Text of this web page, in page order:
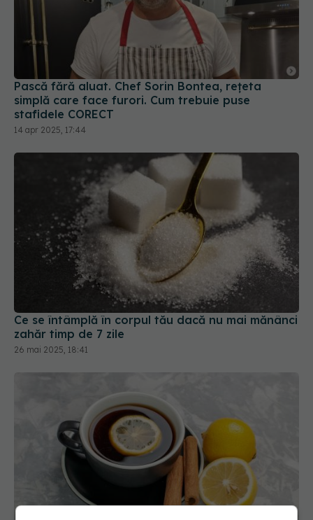
Pască fără aluat. Chef Sorin Bontea, rețeta
simplă care face furori. Cum trebuie puse
stafidele CORECT
14 apr 2025, 17:44
Ce se întâmplă în corpul tău dacă nu mai mănânci
zahăr timp de 7 zile
26 mai 2025, 18:41
De ce să pui lămâie în cafea. Trucul care îți
transformă diminețile. 3 motive pe care le vei
adora